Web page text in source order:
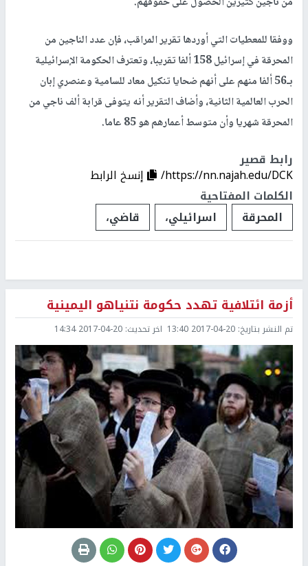
ووفقا للمعطيات التي أوردها تقرير المراقب، فإن عدد الناجين من
المحرقة في إسرائيل 158 ألفا تقريبا، وتعترف الحكومة الإسرائيلية
بـ56 ألفا منهم على أنهم ضحايا تنكيل معاد للسامية وعنصري إبان
الحرب العالمية الثانية، وأضاف التقرير أنه يتوفى قرابة ألف ناجي من
المحرقة شهريا وأن متوسط أعمارهم هو 85 عاما
.
رابط قصير
https://nn.najah.edu/DCK/
إنسخ الرابط
الكلمات المفتاحية
المحرقة
اسرائيلي، قاضي،
أزمة ائتلافية تهدد حكومة نتنياهو اليمينية
تم النشر بتاريخ: 2017-04-20 13:40 اخر تحديث: 2017-04-20 14:34